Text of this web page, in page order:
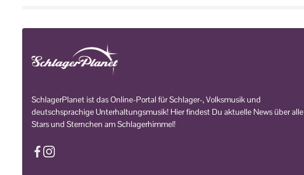
SchlagerPlanet ist das Online-Portal für Schlager-, Volksmusik und
deutschsprachige Unterhaltungsmusik! Hier findest Du aktuelle News über alle
Stars und Sternchen am Schlagerhimmel!